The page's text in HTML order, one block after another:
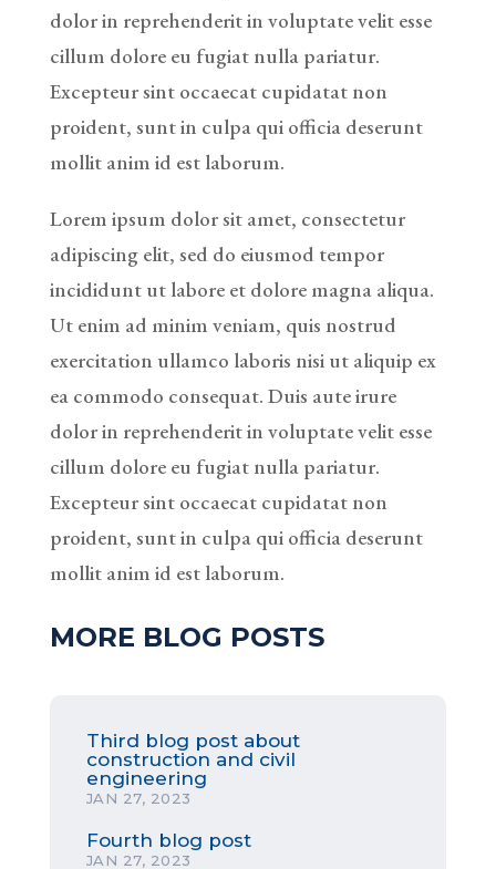
dolor in reprehenderit in voluptate velit esse
cillum dolore eu fugiat nulla pariatur.
Excepteur sint occaecat cupidatat non
proident, sunt in culpa qui officia deserunt
mollit anim id est laborum.
Lorem ipsum dolor sit amet, consectetur
adipiscing elit, sed do eiusmod tempor
incididunt ut labore et dolore magna aliqua.
Ut enim ad minim veniam, quis nostrud
exercitation ullamco laboris nisi ut aliquip ex
ea commodo consequat. Duis aute irure
dolor in reprehenderit in voluptate velit esse
cillum dolore eu fugiat nulla pariatur.
Excepteur sint occaecat cupidatat non
proident, sunt in culpa qui officia deserunt
mollit anim id est laborum.
MORE BLOG POSTS
Third blog post about
construction and civil
engineering
JAN 27, 2023
Fourth blog post
JAN 27, 2023